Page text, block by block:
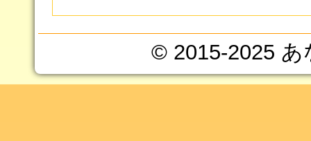
© 2015-2025